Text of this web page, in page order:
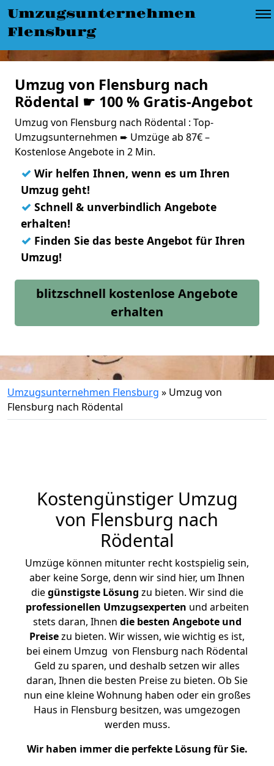
Umzugsunternehmen
Flensburg
Umzug von Flensburg nach
Rödental ☛ 100 % Gratis-Angebot
Umzug von Flensburg nach Rödental : Top-
Umzugsunternehmen ➨ Umzüge ab 87€ –
Kostenlose Angebote in 2 Min.
✓ Wir helfen Ihnen, wenn es um Ihren
Umzug geht!
✓ Schnell & unverbindlich Angebote
erhalten!
✓ Finden Sie das beste Angebot für Ihren
Umzug!
blitzschnell kostenlose Angebote
erhalten
Umzugsunternehmen Flensburg » Umzug von
Flensburg nach Rödental
Kostengünstiger Umzug
von Flensburg nach
Rödental
Umzüge können mitunter recht kostspielig sein,
aber keine Sorge, denn wir sind hier, um Ihnen
diegünstigste Lösung zu bieten. Wir sind die
professionellen Umzugsexperten und arbeiten
stets daran, Ihnen die besten Angebote und
Preisezu bieten. Wir wissen, wie wichtig es ist,
bei einem Umzug von Flensburg nach Rödental
Geld zu sparen, und deshalb setzen wir alles
daran, Ihnen die besten Preise zu bieten. Ob Sie
nun eine kleine Wohnung haben oder ein großes
Haus in Flensburg besitzen, was umgezogen
werden muss.
Wir haben immer die perfekte Lösung für Sie.